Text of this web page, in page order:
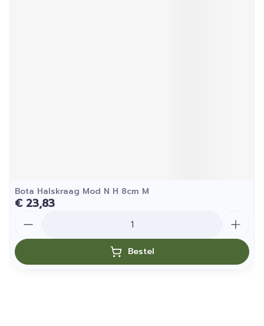
Bota Halskraag Mod N H 8cm M
€ 23,83
Bestel